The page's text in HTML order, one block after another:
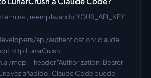
reemplazando YOUR_API_KEY
api/authentication : claude
http LunarCrush
mcp --header "Authorization: Bearer
vez añadido, Claude Code puede